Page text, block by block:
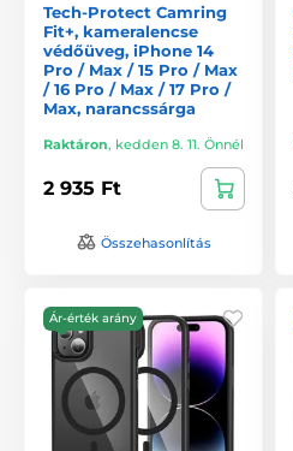
Tech-Protect Camring
Fit+, kameralencse
védőüveg, iPhone 14
Pro / Max / 15 Pro / Max
/ 16 Pro / Max / 17 Pro /
Max, narancssárga
Raktáron, kedden 8. 11. Önnél
2 935 Ft
Összehasonlítás
Ár-érték arány